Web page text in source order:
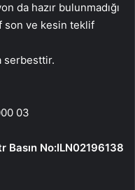
da hazır bulunmadığı
son ve kesin teklif
serbesttir.
03
Basın No:ILN02196138